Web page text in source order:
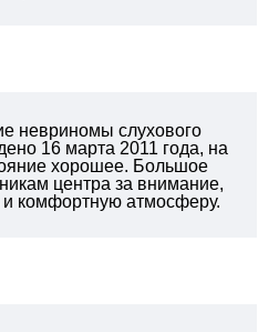
невриномы слухового
16 марта 2011 года, на
хорошее. Большое
центра за внимание,
и комфортную атмосферу.